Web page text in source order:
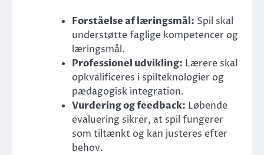
Forståelse af læringsmål: Spil skal
understøtte faglige kompetencer og
læringsmål.
Professionel udvikling: Lærere skal
opkvalificeres i spilteknologier og
pædagogisk integration.
Vurdering og feedback: Løbende
evaluering sikrer, at spil fungerer
som tiltænkt og kan justeres efter
behov.